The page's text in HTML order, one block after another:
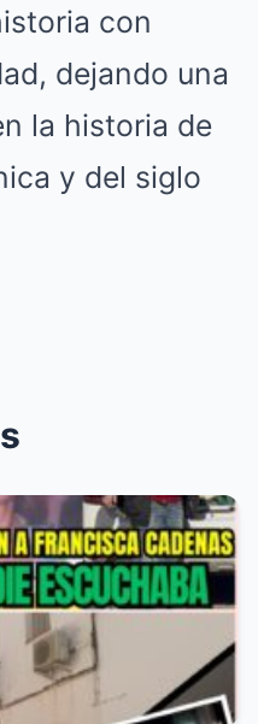
con
dejando una
la historia de
y del siglo